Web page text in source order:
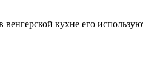
кухне его